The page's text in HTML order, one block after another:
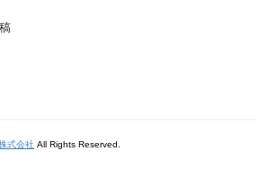
式会社 All Rights Reserved.